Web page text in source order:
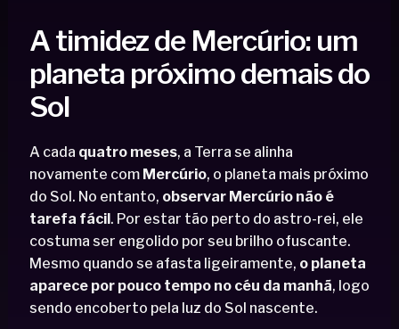
A timidez de Mercúrio: um
planeta próximo demais do
Sol
A cada quatro meses, a Terra se alinha
novamente com Mercúrio, o planeta mais próximo
do Sol. No entanto, observar Mercúrio não é
tarefa fácil. Por estar tão perto do astro-rei, ele
costuma ser engolido por seu brilho ofuscante.
Mesmo quando se afasta ligeiramente, o planeta
aparece por pouco tempo no céu da manhã, logo
sendo encoberto pela luz do Sol nascente.